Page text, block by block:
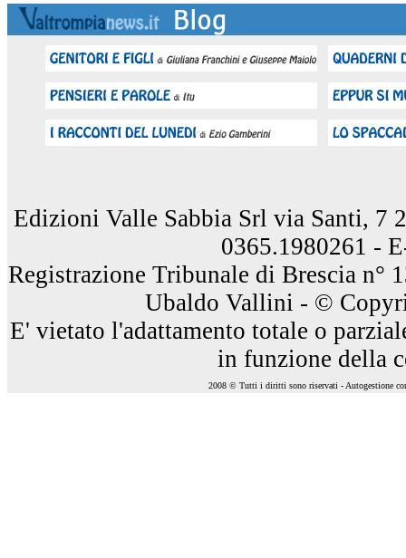
Edizioni Valle Sabbia Srl via Santi, 7
0365.1980261 -
Registrazione Tribunale di Brescia n°
Ubaldo Vallini - ©
E' vietato l'adattamento totale o
in funzione della
2008 © Tutti i diritti sono riservati - Autogestione